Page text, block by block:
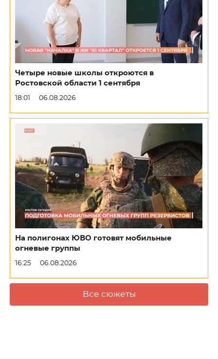
Четыре новые школы откроются в
Ростовской области 1 сентября
18:01 06.08.2026
На полигонах ЮВО готовят мобильные
огневые группы
16:25 06.08.2026
Все сюжеты